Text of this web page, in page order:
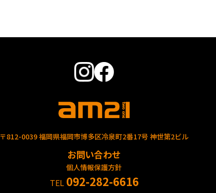
〒812-0039 福岡県福岡市博多区冷泉町2番17号 神世第2ビル
お問い合わせ
個人情報保護方針
TEL 092-282-6616